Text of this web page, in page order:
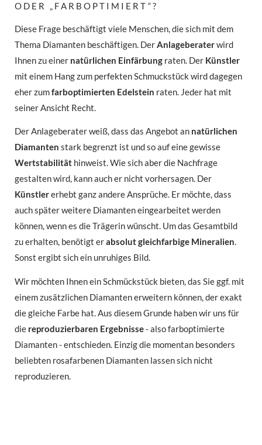
ODER „FARBOPTIMIERT“?
Diese Frage beschäftigt viele Menschen, die sich mit dem
Thema Diamanten beschäftigen. Der Anlageberaterwird
Ihnen zu einer natürlichen Einfärbung raten. Der Künstler
mit einem Hang zum perfekten Schmuckstück wird dagegen
eher zumfarboptimierten Edelstein raten. Jeder hat mit
seiner Ansicht Recht.
Der Anlageberater weiß, dass das Angebot an natürlichen
Diamanten stark begrenzt ist und so auf eine gewisse
Wertstabilität hinweist. Wie sich aber die Nachfrage
gestalten wird, kann auch er nicht vorhersagen. Der
Künstlererhebt ganz andere Ansprüche. Er möchte, dass
auch später weitere Diamanten eingearbeitet werden
können, wenn es die Trägerin wünscht. Um das Gesamtbild
zu erhalten, benötigt erabsolut gleichfarbige Mineralien.
Sonst ergibt sich ein unruhiges Bild.
Wir möchten Ihnen ein Schmückstück bieten, das Sie ggf. mit
einem zusätzlichen Diamanten erweitern können, der exakt
die gleiche Farbe hat. Aus diesem Grunde haben wir uns für
die reproduzierbaren Ergebnisse- also farboptimierte
Diamanten - entschieden. Einzig die momentan besonders
beliebten rosafarbenen Diamanten lassen sich nicht
reproduzieren.